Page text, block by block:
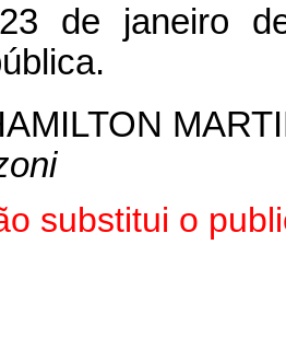
de janeiro
substitui o